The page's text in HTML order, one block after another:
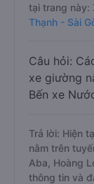
tại trang này:
Thạnh - Sài
Câu hỏi:
xe giường
Bến xe
Trả lời: Hiện
nằm trên
Aba, Hoàng
thông tin và